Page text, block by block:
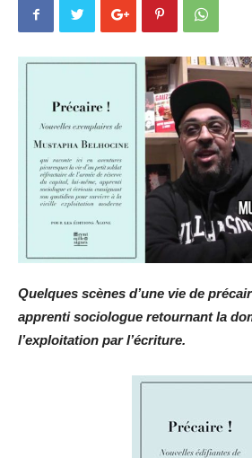
voix
Quelques scènes d’une vie de
apprenti sociologue retournant la
l’exploitation par l’écriture.